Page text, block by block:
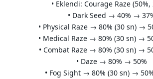
• Eklendi: Courage Raze (50%,
• Dark Seed → 40% →
• Physical Raze → 80% (30 sn) →
• Medical Raze → 80% (30 sn) →
• Combat Raze → 80% (30 sn) →
• Daze → 80% → 50%
• Fog Sight → 80% (30 sn) →